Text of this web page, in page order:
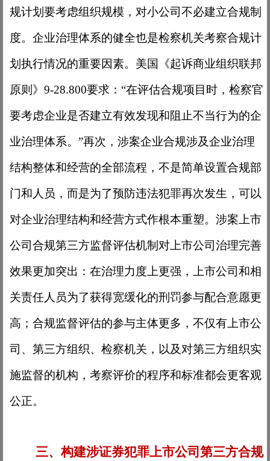
规计划要考虑组织规模，对小公司不必建立合规制
度。企业治理体系的健全也是检察机关考察合规计
划执行情况的重要因素。美国《起诉商业组织联邦
原则》9-28.800要求：“在评估合规项目时，检察官
要考虑企业是否建立有效发现和阻止不当行为的企
业治理体系。”再次，涉案企业合规涉及企业治理
结构整体和经营的全部流程，不是简单设置合规部
门和人员，而是为了预防违法犯罪再次发生，可以
对企业治理结构和经营方式作根本重塑。涉案上市
公司合规第三方监督评估机制对上市公司治理完善
效果更加突出：在治理力度上更强，上市公司和相
关责任人员为了获得宽缓化的刑罚参与配合意愿更
高；合规监督评估的参与主体更多，不仅有上市公
司、第三方组织、检察机关，以及对第三方组织实
施监督的机构，考察评价的程序和标准都会更客观
公正。
三、构建涉证券犯罪上市公司第三方合规